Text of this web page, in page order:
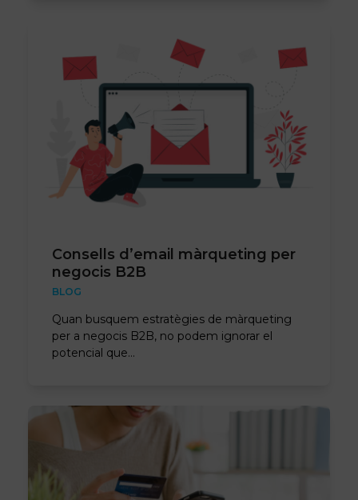
Consells d’email màrqueting per
negocis B2B
BLOG
Quan busquem estratègies de màrqueting
per a negocis B2B, no podem ignorar el
potencial que…